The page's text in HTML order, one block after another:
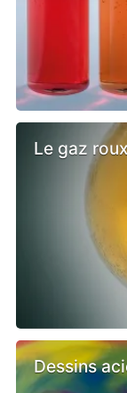
Le gaz roux
Dessins